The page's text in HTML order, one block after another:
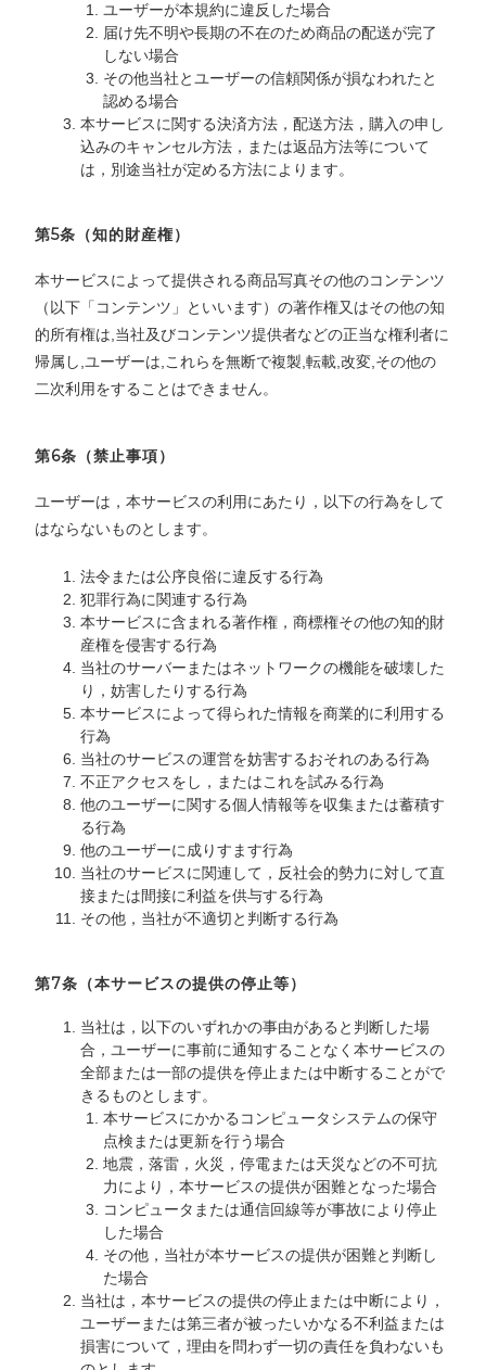
ユーザーが本規約に違反した場合
届け先不明や長期の不在のため商品の配送が完了
しない場合
その他当社とユーザーの信頼関係が損なわれたと
認める場合
本サービスに関する決済方法，配送方法，購入の申し
込みのキャンセル方法，または返品方法等について
は，別途当社が定める方法によります。
第5条（知的財産権）
本サービスによって提供される商品写真その他のコンテンツ
（以下「コンテンツ」といいます）の著作権又はその他の知
的所有権は,当社及びコンテンツ提供者などの正当な権利者に
帰属し,ユーザーは,これらを無断で複製,転載,改変,その他の
二次利用をすることはできません。
第6条（禁止事項）
ユーザーは，本サービスの利用にあたり，以下の行為をして
はならないものとします。
法令または公序良俗に違反する行為
犯罪行為に関連する行為
本サービスに含まれる著作権，商標権その他の知的財
産権を侵害する行為
当社のサーバーまたはネットワークの機能を破壊した
り，妨害したりする行為
本サービスによって得られた情報を商業的に利用する
行為
当社のサービスの運営を妨害するおそれのある行為
不正アクセスをし，またはこれを試みる行為
他のユーザーに関する個人情報等を収集または蓄積す
る行為
他のユーザーに成りすます行為
当社のサービスに関連して，反社会的勢力に対して直
接または間接に利益を供与する行為
その他，当社が不適切と判断する行為
第7条（本サービスの提供の停止等）
当社は，以下のいずれかの事由があると判断した場
合，ユーザーに事前に通知することなく本サービスの
全部または一部の提供を停止または中断することがで
きるものとします。
本サービスにかかるコンピュータシステムの保守
点検または更新を行う場合
地震，落雷，火災，停電または天災などの不可抗
力により，本サービスの提供が困難となった場合
コンピュータまたは通信回線等が事故により停止
した場合
その他，当社が本サービスの提供が困難と判断し
た場合
当社は，本サービスの提供の停止または中断により，
ユーザーまたは第三者が被ったいかなる不利益または
損害について，理由を問わず一切の責任を負わないも